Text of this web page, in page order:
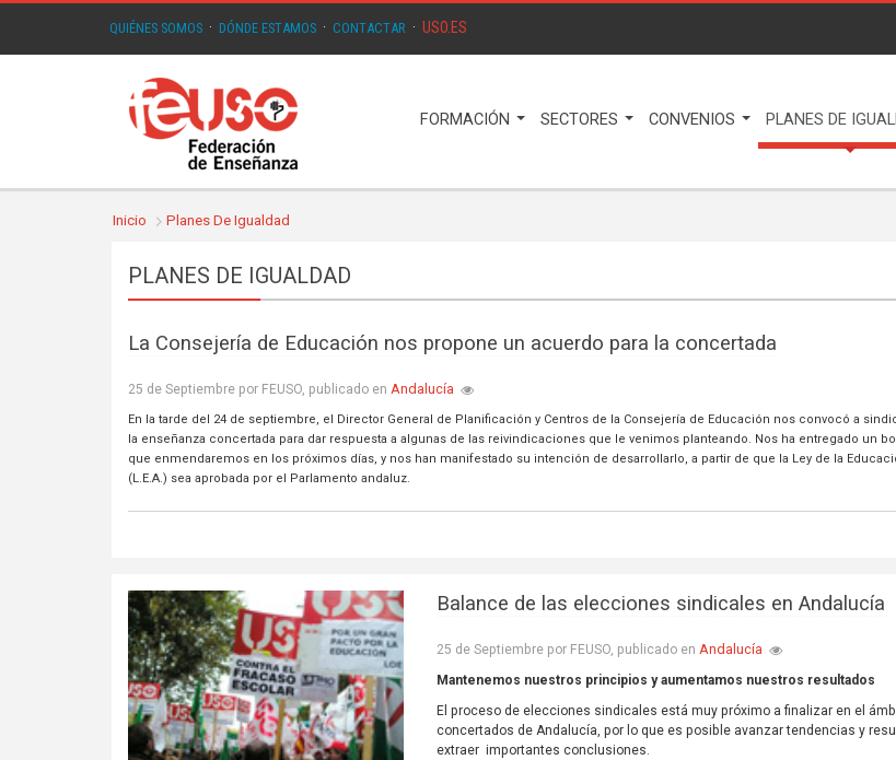
QUIÉNES SOMOS · DÓNDE ESTAMOS · CONTACTAR · USO.ES
FORMACIÓN SECTORES CONVENIOS PLANES DE
Inicio Planes De Igualdad
PLANES DE IGUALDAD
La Consejería de Educación nos propone un acuerdo para la concertada
25 de Septiembre por FEUSO, publicado en Andalucía
En la tarde del 24 de septiembre, el Director General de Planificación y Centros de la Consejería de Educación nos convocó a
la enseñanza concertada para dar respuesta a algunas de las reivindicaciones que le venimos planteando. Nos ha entregado un
que enmendaremos en los próximos días, y nos han manifestado su intención de desarrollarlo, a partir de que la Ley de la
(L.E.A.) sea aprobada por el Parlamento andaluz.
Balance de las elecciones sindicales en Andalucía
25 de Septiembre por FEUSO, publicado enAndalucía
Mantenemos nuestros principios y aumentamos nuestros resultados
El proceso de elecciones sindicales está muy próximo a finalizar en el
concertados de Andalucía, por lo que es posible avanzar tendencias y
extraer importantes conclusiones.